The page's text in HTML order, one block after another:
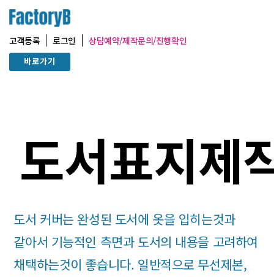
고객등록 로그인 상담예약/제작문의/진행확인
바로가기
Cover
도서표지제
도서 커버는 완성된 도서에 옷을 입히는것과
같아서 기능적인 측면과 도서의 내용을 고려하여
채택하는것이 좋습니다. 일반적으로 무선제본,